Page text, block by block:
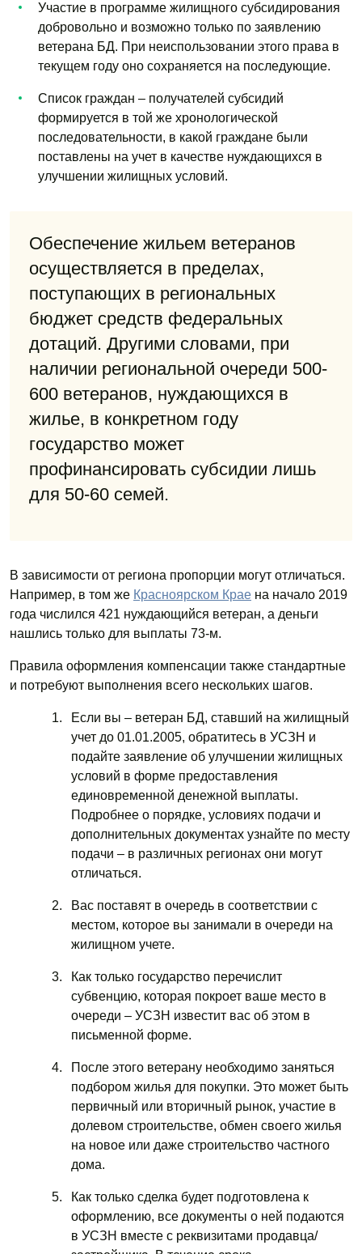
Участие в программе жилищного субсидирования
добровольно и возможно только по заявлению
ветерана БД. При неиспользовании этого права в
текущем году оно сохраняется на последующие.
Список граждан – получателей субсидий
формируется в той же хронологической
последовательности, в какой граждане были
поставлены на учет в качестве нуждающихся в
улучшении жилищных условий.
Обеспечение жильем ветеранов
осуществляется в пределах,
поступающих в региональных
бюджет средств федеральных
дотаций. Другими словами, при
наличии региональной очереди 500-
600 ветеранов, нуждающихся в
жилье, в конкретном году
государство может
профинансировать субсидии лишь
для 50-60 семей.
В зависимости от региона пропорции могут отличаться.
Например, в том же Красноярском Крае на начало 2019
года числился 421 нуждающийся ветеран, а деньги
нашлись только для выплаты 73-м.
Правила оформления компенсации также стандартные
и потребуют выполнения всего нескольких шагов.
Если вы – ветеран БД, ставший на жилищный
учет до 01.01.2005, обратитесь в УСЗН и
подайте заявление об улучшении жилищных
условий в форме предоставления
единовременной денежной выплаты.
Подробнее о порядке, условиях подачи и
дополнительных документах узнайте по месту
подачи – в различных регионах они могут
отличаться.
Вас поставят в очередь в соответствии с
местом, которое вы занимали в очереди на
жилищном учете.
Как только государство перечислит
субвенцию, которая покроет ваше место в
очереди – УСЗН известит вас об этом в
письменной форме.
После этого ветерану необходимо заняться
подбором жилья для покупки. Это может быть
первичный или вторичный рынок, участие в
долевом строительстве, обмен своего жилья
на новое или даже строительство частного
дома.
Как только сделка будет подготовлена к
оформлению, все документы о ней подаются
в УСЗН вместе с реквизитами продавца/